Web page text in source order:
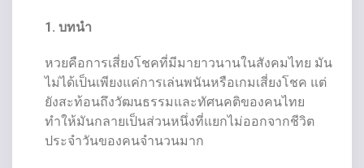
1. บทนำ
หวยคือการเสี่ยงโชคที่มีมายาวนานในสังคมไทย มัน
ไม่ได้เป็นเพียงแค่การเล่นพนันหรือเกมเสี่ยงโชค แต่
ยังสะท้อนถึงวัฒนธรรมและทัศนคติของคนไทย
ทำให้มันกลายเป็นส่วนหนึ่งที่แยกไม่ออกจากชีวิต
ประจำวันของคนจำนวนมาก